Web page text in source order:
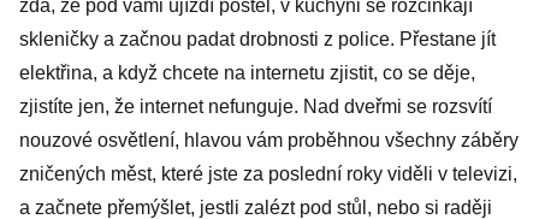
zdá, že pod vámi ujíždí postel, v kuchyni se rozcinkají
skleničky a začnou padat drobnosti z police. Přestane jít
elektřina, a když chcete na internetu zjistit, co se děje,
zjistíte jen, že internet nefunguje. Nad dveřmi se rozsvítí
nouzové osvětlení, hlavou vám proběhnou všechny záběry
zničených měst, které jste za poslední roky viděli v televizi,
a začnete přemýšlet, jestli zalézt pod stůl, nebo si raději